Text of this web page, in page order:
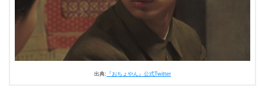
出典: 『おちょやん』公式Twitter